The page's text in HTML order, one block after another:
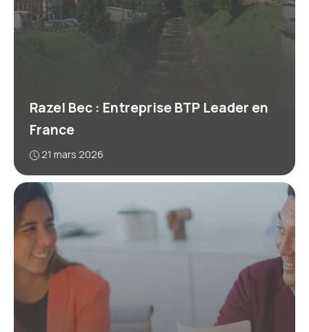
Razel Bec : Entreprise BTP Leader en
France
21 mars 2026